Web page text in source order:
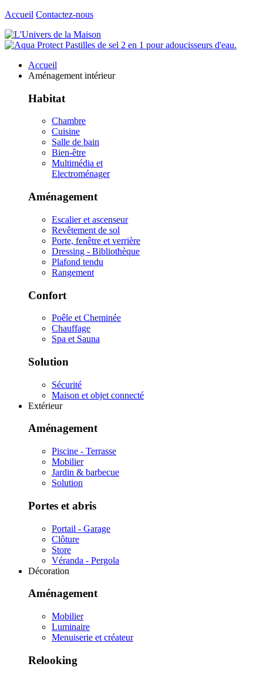
Accueil Contactez-nous
Accueil
Aménagement intérieur
Habitat
Chambre
Cuisine
Salle de bain
Bien-être
Multimédia et
Electroménager
Aménagement
Escalier et ascenseur
Revêtement de sol
Porte, fenêtre et verrière
Dressing - Bibliothèque
Plafond tendu
Rangement
Confort
Poêle et Cheminée
Chauffage
Spa et Sauna
Solution
Sécurité
Maison et objet connecté
Extérieur
Aménagement
Piscine - Terrasse
Mobilier
Jardin & barbecue
Solution
Portes et abris
Portail - Garage
Clôture
Store
Véranda - Pergola
Décoration
Aménagement
Mobilier
Luminaire
Menuiserie et créateur
Relooking